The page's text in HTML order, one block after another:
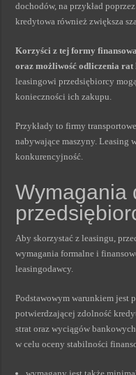
dochodów, na przykład
kredytowa również zwiększa
Korzyści z tej formy
oraz możliwość odliczenia rat
leasingowi przedsiębiorcy
konieczności ich zakupu.
Przykłady to firmy
nabywające maszyny. Leasing
konkurencyjność.
Wymagania
Aby skorzystać z leasingu,
wymagania formalne i
leasingodawcy.
Podstawowym warunkiem jest
potwierdzającej zdolność
strat oraz wyciągów
w celu oceny stabilności